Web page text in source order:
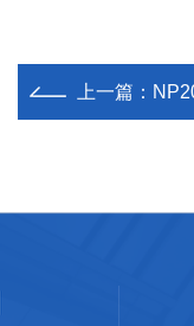
上一篇：